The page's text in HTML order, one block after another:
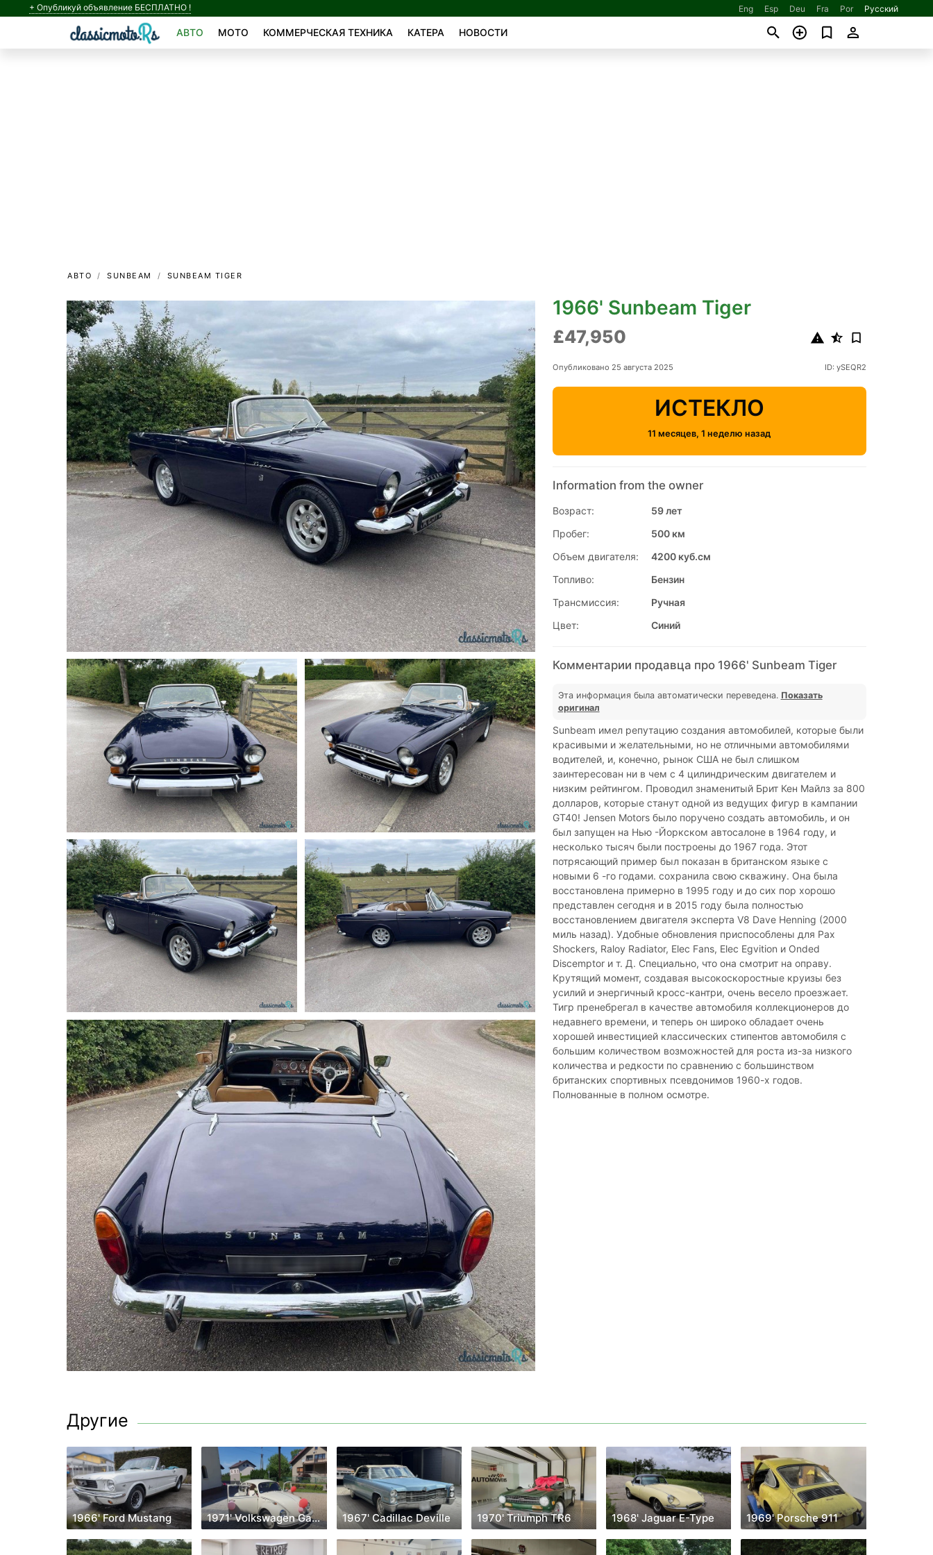
+ Опубликуй объявление БЕСПЛАТНО ! Eng Esp Deu Fra Por Русский
АВТО МОТО КОММЕРЧЕСКАЯ ТЕХНИКА КАТЕРА НОВОСТИ
АВТО SUNBEAM SUNBEAM TIGER
1966' Sunbeam Tiger
£47,950
Опубликовано 25 августа 2025 ID: ySEQR2
ИСТЕКЛО
11 месяцев, 1 неделю назад
Information from the owner
Возраст:
59 лет
Пробег:
500 км
Объем двигателя:
4200 куб.см
Топливо:
Бензин
Трансмиссия:
Ручная
Цвет:
Синий
Комментарии продавца про 1966' Sunbeam Tiger
Эта информация была автоматически переведена. Показать
оригинал
Sunbeam имел репутацию создания автомобилей, которые были
красивыми и желательными, но не отличными автомобилями
водителей, и, конечно, рынок США не был слишком
заинтересован ни в чем с 4 цилиндрическим двигателем и
низким рейтингом. Проводил знаменитый Брит Кен Майлз за 800
долларов, которые станут одной из ведущих фигур в кампании
GT40! Jensen Motors было поручено создать автомобиль, и он
был запущен на Нью -Йоркском автосалоне в 1964 году, и
несколько тысяч были построены до 1967 года. Этот
потрясающий пример был показан в британском языке с
новыми 6 -го годами. сохранила свою скважину. Она была
восстановлена ​​примерно в 1995 году и до сих пор хорошо
представлен сегодня и в 2015 году была полностью
восстановлением двигателя эксперта V8 Dave Henning (2000
миль назад). Удобные обновления приспособлены для Pax
Shockers, Raloy Radiator, Elec Fans, Elec Egvition и Onded
Discemptor и т. Д. Специально, что она смотрит на оправу.
Крутящий момент, создавая высокоскоростные круизы без
усилий и энергичный кросс-кантри, очень весело проезжает.
Тигр пренебрегал в качестве автомобиля коллекционеров до
недавнего времени, и теперь он широко обладает очень
хорошей инвестицией классических стипентов автомобиля с
большим количеством возможностей для роста из-за низкого
количества и редкости по сравнению с большинством
британских спортивных псевдонимов 1960-х годов.
Полнованные в полном осмотре.
Другие
1966' Ford Mustang 1971' Volkswagen Garbus 1967' Cadillac Deville 1970' Triumph TR6 1968' Jaguar E-Type 1969' Porsche 911